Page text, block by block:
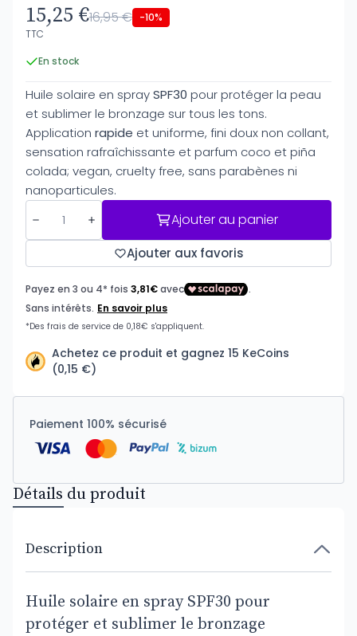
15,25 €16,95 € -10%
TTC
En stock
Huile solaire en spraySPF30 pour protéger la peau
et sublimer le bronzage sur tous les tons.
Application rapide et uniforme, fini doux non collant,
sensation rafraîchissante et parfum coco et piña
colada; vegan, cruelty free, sans parabènes ni
nanoparticules.
Ajouter au panier
Ajouter aux favoris
Achetez ce produit et gagnez 15 KeCoins
(0,15 €)
Paiement 100% sécurisé
Détails du produit
Description
Huile solaire en spray SPF30 pour
protéger et sublimer le bronzage